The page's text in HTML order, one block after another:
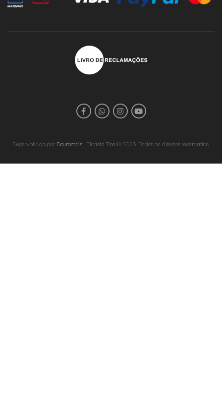
Desenvolvido por Douromais| Florista Tina © 2026. Todos os direitos reservados.